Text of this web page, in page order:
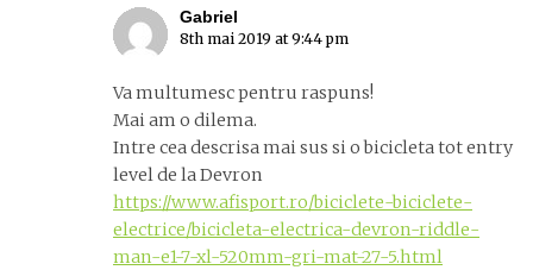
Gabriel
8th mai 2019 at 9:44 pm
Va multumesc pentru raspuns!
Mai am o dilema.
Intre cea descrisa mai sus si o bicicleta tot entry
level de la Devron
https://www.afisport.ro/biciclete-biciclete-
electrice/bicicleta-electrica-devron-riddle-
man-e1-7-xl-520mm-gri-mat-27-5.html